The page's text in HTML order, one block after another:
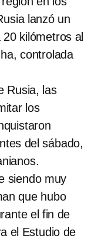
lanzó un
kilómetros al
controlada
Rusia, las
los
del sábado,
siendo muy
que hubo
el fin de
el Estudio de